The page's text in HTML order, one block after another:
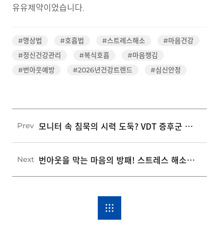
유유제약이었습니다.
#명상법 #호흡법 #스트레스해소
#마음건강
#정신건강관리
#복식호흡
#마음챙김
#번아웃예방
#2026년건강트렌드 #심신안정
Prev 모니터 속 침묵의 시력 도둑? VDT 증후군 예방을 위한 5가지 눈 건강 관리 수칙
Next 번아웃을 막는 마음의 방패! 스트레스 해소를 위한 5가지 심리 방역 수칙